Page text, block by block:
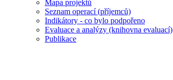
Mapa projektů
Seznam operací (příjemců)
Indikátory - co bylo podpořeno
Evaluace a analýzy (knihovna evaluací)
Publikace